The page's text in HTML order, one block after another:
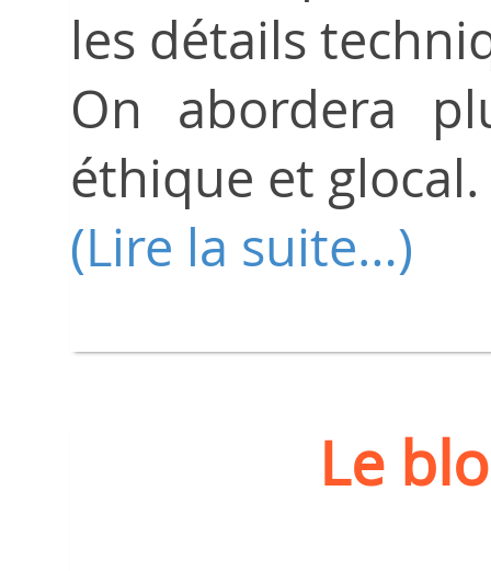
les détails
On abordera
éthique et glocal.
(Lire la suite…)
Le